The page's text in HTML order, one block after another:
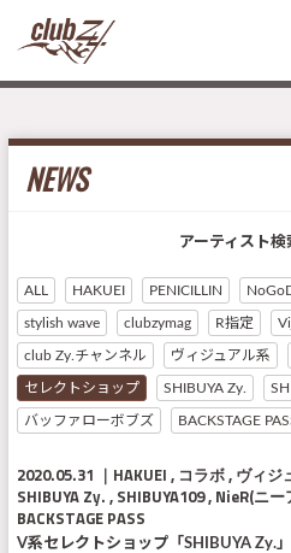
NEWS
アーティスト検
ALL HAKUEI PENICILLIN
stylish wave clubzymag R指定
club Zy.チャンネル ヴィジュアル系
セレクトショップ SHIBUYA Zy.
バッファローボブズ BACKSTAGE
2020.05.31 HAKUEI コラボ ヴィジ
SHIBUYA Zy. SHIBUYA109 NieR(ニー
BACKSTAGE PASS
V系セレクトショップ「SHIBUYA Zy.